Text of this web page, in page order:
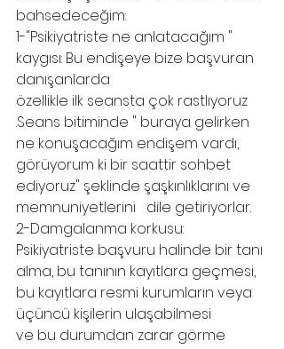
bahsedeceğim:
1-"Psikiyatriste ne anlatacağım "
kaygısı: Bu endişeye bize başvuran
danışanlarda
özellikle ilk seansta çok rastlıyoruz
.Seans bitiminde " buraya gelirken
ne konuşacağım endişem vardı,
görüyorum ki bir saattir sohbet
ediyoruz" şeklinde şaşkınlıklarını ve
memnuniyetlerini   dile getiriyorlar.
2-Damgalanma korkusu:
Psikiyatriste başvuru halinde bir tanı
alma, bu tanının kayıtlara geçmesi,
bu kayıtlara resmi kurumların veya
üçüncü kişilerin ulaşabilmesi
ve bu durumdan zarar görme